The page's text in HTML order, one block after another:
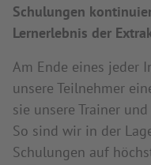
Schulungen
Lernerlebnis der
Am Ende eines jeder
unsere Teilnehmer
sie unsere Trainer
So sind wir in der
Schulungen auf